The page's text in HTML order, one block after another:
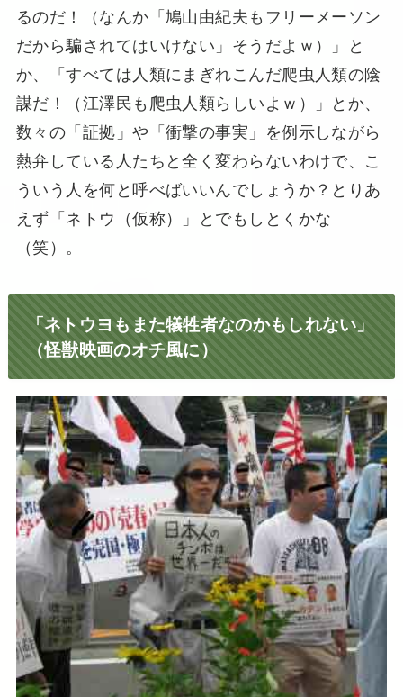
るのだ！（なんか「鳩山由紀夫もフリーメーソン
だから騙されてはいけない」そうだよｗ）」と
か、「すべては人類にまぎれこんだ爬虫人類の陰
謀だ！（江澤民も爬虫人類らしいよｗ）」とか、
数々の「証拠」や「衝撃の事実」を例示しながら
熱弁している人たちと全く変わらないわけで、こ
ういう人を何と呼べばいいんでしょうか？とりあ
えず「ネトウ（仮称）」とでもしとくかな
（笑）。
「ネトウヨもまた犠牲者なのかもしれない」
（怪獣映画のオチ風に）